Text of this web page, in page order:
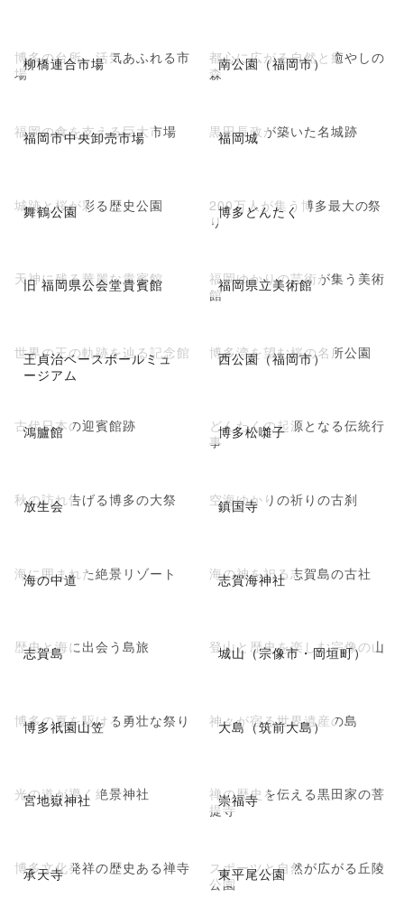
柳橋連合市場
博多の台所、活気あふれる市
場
南公園（福岡市）
都心に広がる自然と癒やしの
森
福岡市中央卸売市場
福岡の食を支える巨大市場 福岡城
黒田長政が築いた名城跡
舞鶴公園
城跡と桜が彩る歴史公園 博多どんたく
200万人が集う博多最大の祭
り
旧 福岡県公会堂貴賓館
天神に残る華麗な貴賓館 福岡県立美術館
福岡ゆかりの芸術が集う美術
館
王貞治ベースボールミュ
ージアム
世界の王の軌跡を辿る記念館 西公園（福岡市）
博多湾を望む桜の名所公園
鴻臚館
古代日本の迎賓館跡 博多松囃子
どんたくの起源となる伝統行
事
放生会
秋の訪れ告げる博多の大祭 鎮国寺
空海ゆかりの祈りの古刹
海の中道
海に囲まれた絶景リゾート 志賀海神社
海の神を祀る志賀島の古社
志賀島
歴史と海に出会う島旅 城山（宗像市・岡垣町）
登山と歴史を楽しむ宗像の山
博多祇園山笠
博多の夏を駆ける勇壮な祭り 大島（筑前大島）
神々が宿る世界遺産の島
宮地嶽神社
光の道が導く絶景神社 崇福寺
禅の歴史を伝える黒田家の菩
提寺
承天寺
博多文化発祥の歴史ある禅寺 東平尾公園
スポーツと自然が広がる丘陵
公園